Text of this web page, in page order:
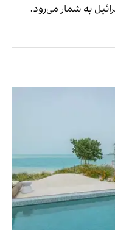
به شمار می‌رود.